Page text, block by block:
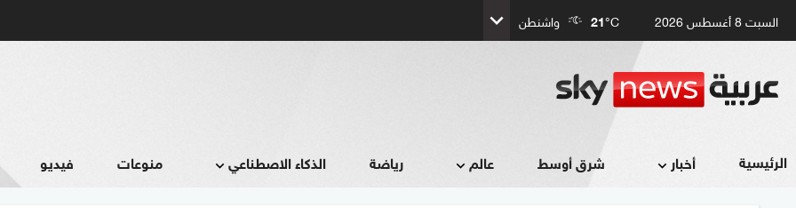
السبت 8 أغسطس 2026 21°C واشنطن
الرئيسية أخبار شرق أوسط عالم رياضة الذكاء الاصطناعي منوعات فيديو